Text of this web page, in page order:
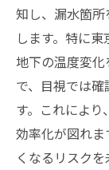
知し、漏水箇
します。特に
地下の温度変
で、目視では
す。これによ
効率化が図れ
くなるリスク